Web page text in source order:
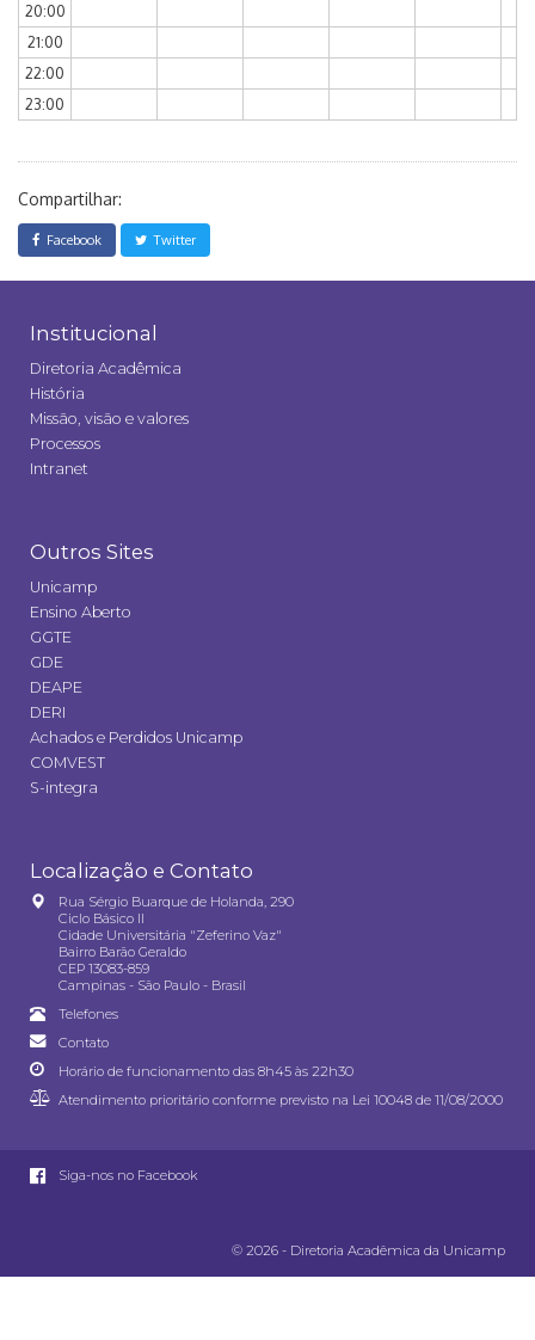
20:00
21:00
22:00
23:00
Compartilhar:
Facebook Twitter
Institucional
Diretoria Acadêmica
História
Missão, visão e valores
Processos
Intranet
Outros Sites
Unicamp
Ensino Aberto
GGTE
GDE
DEAPE
DERI
Achados e Perdidos Unicamp
COMVEST
S-integra
Localização e Contato
Rua Sérgio Buarque de Holanda, 290
Ciclo Básico II
Cidade Universitária "Zeferino Vaz"
Bairro Barão Geraldo
CEP 13083-859
Campinas - São Paulo - Brasil
Telefones
Contato
Horário de funcionamento das 8h45 às 22h30
Atendimento prioritário conforme previsto na Lei 10048 de 11/08/2000
Siga-nos no Facebook
© 2026 - Diretoria Acadêmica da Unicamp